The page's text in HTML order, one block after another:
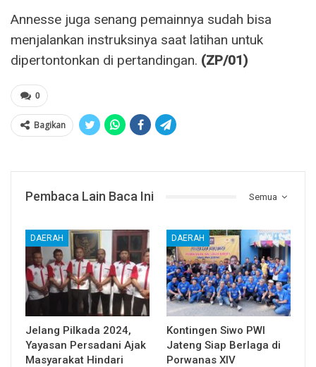
Annesse juga senang pemainnya sudah bisa
menjalankan instruksinya saat latihan untuk
dipertontonkan di pertandingan. (ZP/01)
0
Bagikan
Semua
Pembaca Lain Baca Ini
DAERAH
Jelang Pilkada 2024,
Yayasan Persadani Ajak
Masyarakat Hindari
DAERAH
Kontingen Siwo PWI
Jateng Siap Berlaga di
Porwanas XIV